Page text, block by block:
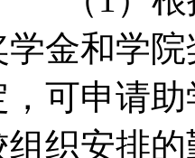
学金和学
，可申请
组织安排